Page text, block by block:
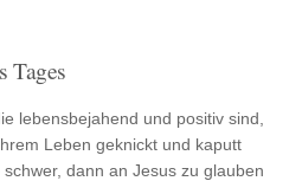
Tages
lebensbejahend und positiv sind,
Leben geknickt und kaputt
dann an Jesus zu glauben